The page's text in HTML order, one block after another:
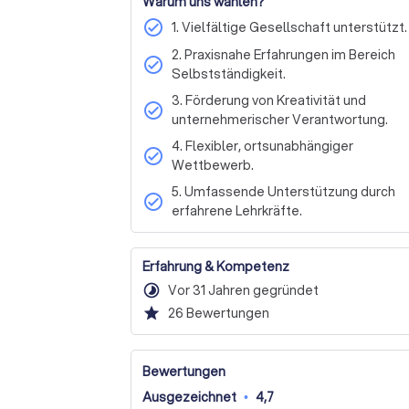
check_circle 1. Vielfältige Gesellschaft unterstützt.
check_circle 2. Praxisnahe Erfahrungen im Bereich
Selbstständigkeit.
check_circle 3. Förderung von Kreativität und
unternehmerischer Verantwortung.
check_circle 4. Flexibler, ortsunabhängiger
Wettbewerb.
check_circle 5. Umfassende Unterstützung durch
erfahrene Lehrkräfte.
Erfahrung & Kompetenz
timelapse Vor 31 Jahren gegründet
star 26 Bewertungen
Bewertungen
Ausgezeichnet • 4,7